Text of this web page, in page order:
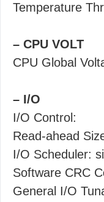
Temperature
– CPU VOLT
CPU Global
– I/O
I/O Control:
Read-ahead
I/O Scheduler:
Software CRC
General I/O